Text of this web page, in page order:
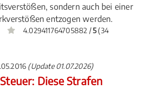
sondern auch bei einer
entzogen werden.
4.029411764705882 /5(34
(Update 01.07.2026)
Diese Strafen